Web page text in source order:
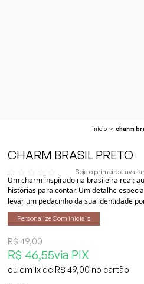
início charm
CHARM BRASIL PRETO
Seja o primeiro a avaliar
Um charm inspirado na brasileira real:
histórias para contar. Um detalhe
levar um pedacinho da sua identidade
Personalize Com Iniciais
R$ 46,55via PIX
R$ 49,00
1x R$ 49,00